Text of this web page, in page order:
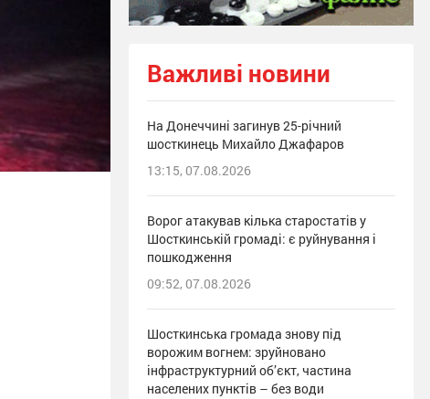
Важливі новини
На Донеччині загинув 25-річний
шосткинець Михайло Джафаров
13:15, 07.08.2026
Ворог атакував кілька старостатів у
Шосткинській громаді: є руйнування і
пошкодження
09:52, 07.08.2026
Шосткинська громада знову під
ворожим вогнем: зруйновано
інфраструктурний об’єкт, частина
населених пунктів – без води